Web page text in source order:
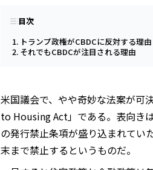
目次
トランプ政権がCBDCに反対する理由
それでもCBDCが注目される理由
米国議会で、やや奇妙な法案が可
to Housing Act」である。表向き
の発行禁止条項が盛り込まれてい
末まで禁止するというものだ。